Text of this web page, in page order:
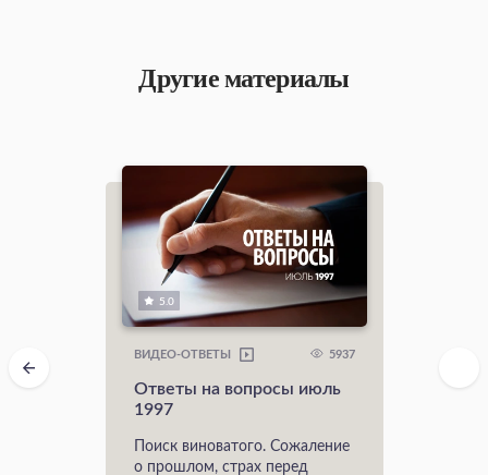
Другие материалы
5.0
ВИДЕО-ОТВЕТЫ 5937
Ответы на вопросы июль
1997
Поиск виноватого. Сожаление
о прошлом, страх перед